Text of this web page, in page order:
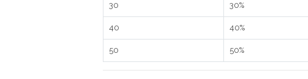
30 30%
40 40%
50 50%